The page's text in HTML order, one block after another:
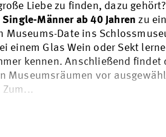
Liebe zu finden, dazu
Single-Männer ab 40 Jahren zu
Museums-Date ins
einem Glas Wein oder Sekt
kennen. Anschließend findet
Museumsräumen vor